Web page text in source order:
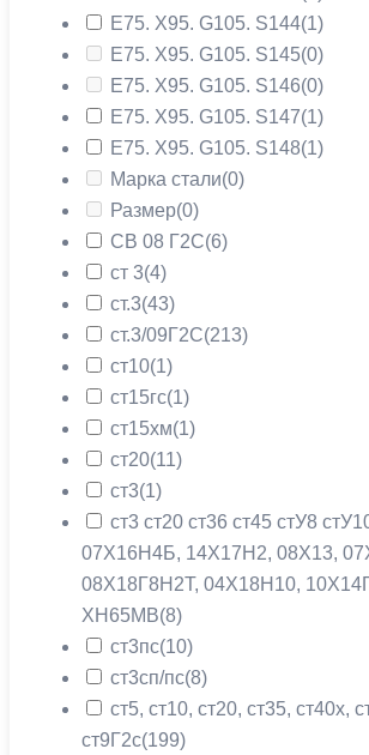
Е75. Х95. G105. S144(1)
Е75. Х95. G105. S145(0)
Е75. Х95. G105. S146(0)
Е75. Х95. G105. S147(1)
Е75. Х95. G105. S148(1)
Марка стали(0)
Размер(0)
СВ 08 Г2С(6)
ст 3(4)
ст.3(43)
ст.3/09Г2С(213)
ст10(1)
ст15гс(1)
ст15хм(1)
ст20(11)
ст3(1)
ст3 ст20 ст36 ст45 стУ8
07Х16Н4Б, 14Х17Н2, 08X13,
08Х18Г8Н2Т, 04Х18Н10,
ХН65МВ(8)
ст3пс(10)
ст3сп/пс(8)
ст5, ст10, ст20, ст35, ст40х,
ст9Г2с(199)